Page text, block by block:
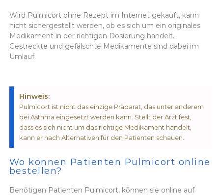
Wird Pulmicort ohne Rezept im Internet gekauft, kann
nicht sichergestellt werden, ob es sich um ein originales
Medikament in der richtigen Dosierung handelt.
Gestreckte und gefälschte Medikamente sind dabei im
Umlauf.
Hinweis:
Pulmicort ist nicht das einzige Präparat, das unter anderem
bei Asthma eingesetzt werden kann. Stellt der Arzt fest,
dass es sich nicht um das richtige Medikament handelt,
kann er nach Alternativen für den Patienten schauen.
Wo können Patienten Pulmicort online
bestellen?
Benötigen Patienten Pulmicort, können sie online auf